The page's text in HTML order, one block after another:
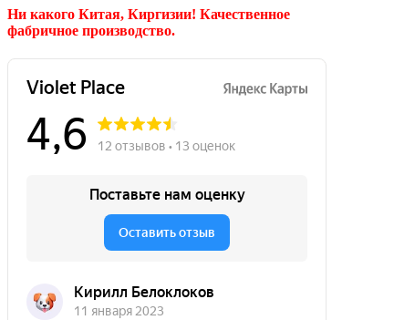
Ни какого Китая, Киргизии! Качественное
фабричное производство.